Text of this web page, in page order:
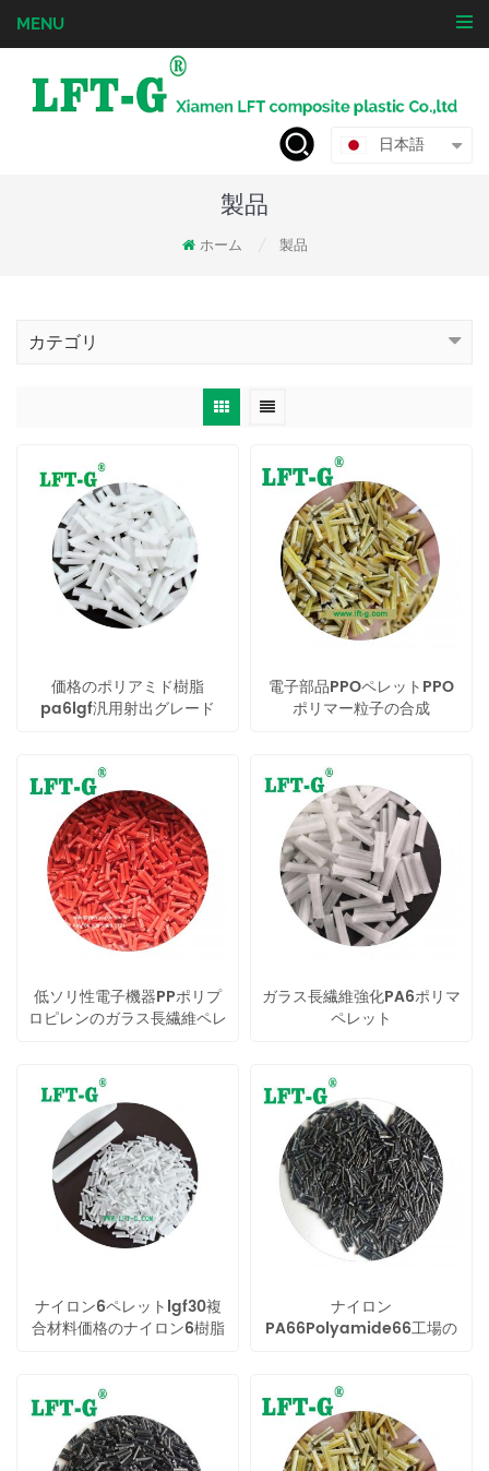
MENU
日本語
製品
ホーム 製品
カテゴリ
価格のポリアミド樹脂
pa6lgf汎用射出グレード
電子部品PPOペレットPPO
ポリマー粒子の合成
低ソリ性電子機器PPポリプ
ロピレンのガラス長繊維ペレ
ガラス長繊維強化PA6ポリマ
ペレット
ナイロン6ペレットlgf30複
合材料価格のナイロン6樹脂
ナイロン
PA66Polyamide66工場の